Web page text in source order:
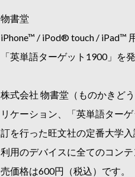
物書堂
iPhone™ / iPod® touch / iPad™
「英単語ターゲット1900」を
株式会社 物書堂（ものかきど
リケーション、「英単語ター
訂を行った旺文社の定番大学
利用のデバイスに全てのコン
売価格は600円（税込）です。